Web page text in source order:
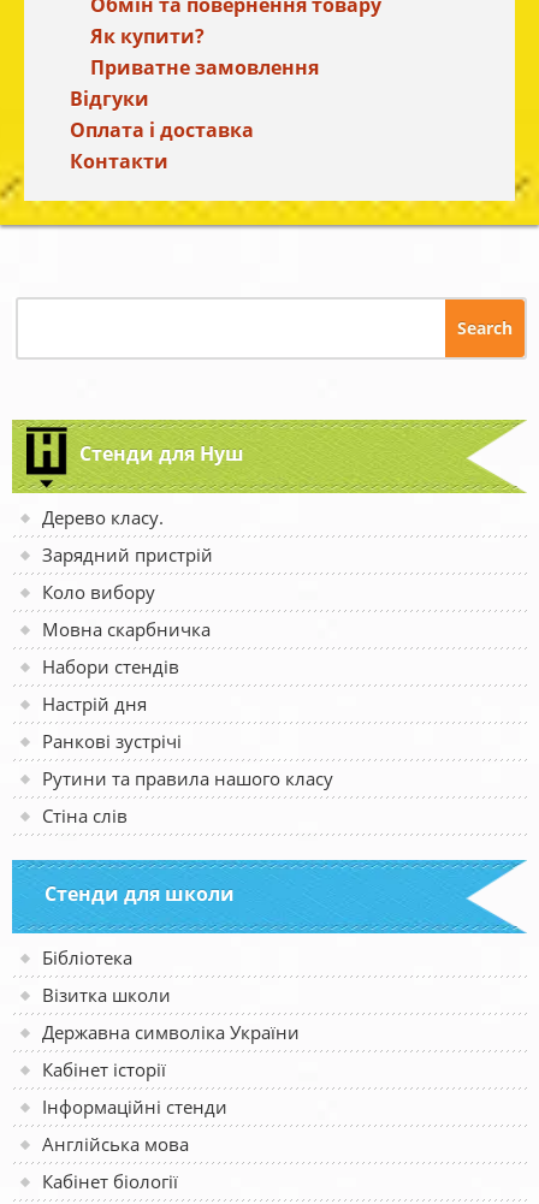
Як купити?
Приватне замовлення
Відгуки
Оплата і доставка
Контакти
Стенди для Нуш
Дерево класу.
Зарядний пристрій
Коло вибору
Мовна скарбничка
Набори стендів
Настрій дня
Ранкові зустрічі
Рутини та правила нашого класу
Стіна слів
Стенди для школи
Бібліотека
Візитка школи
Державна символіка України
Кабінет історії
Інформаційні стенди
Англійська мова
Кабінет біології